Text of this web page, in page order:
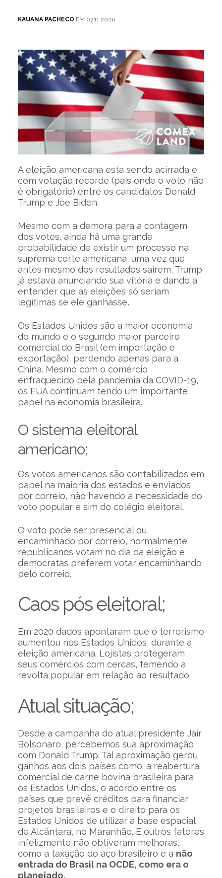
KAUANA PACHECO EM 07.11.2020
A eleição americana esta sendo acirrada e
com votação recorde (país onde o voto não
é obrigatório) entre os candidatos Donald
Trump e Joe Biden.
Mesmo com a demora para a contagem
dos votos, ainda há uma grande
probabilidade de existir um processo na
suprema corte americana, uma vez que
antes mesmo dos resultados saírem, Trump
já estava anunciando sua vitória e dando a
entender que as eleições só seriam
legítimas se ele ganhasse.
Os Estados Unidos são a maior economia
do mundo e o segundo maior parceiro
comercial do Brasil (em importação e
exportação), perdendo apenas para a
China. Mesmo com o comércio
enfraquecido pela pandemia da COVID-19,
os EUA continuam tendo um importante
papel na economia brasileira.
O sistema eleitoral
americano;
Os votos americanos são contabilizados em
papel na maioria dos estados e enviados
por correio, não havendo a necessidade do
voto popular e sim do colégio eleitoral.
O voto pode ser presencial ou
encaminhado por correio, normalmente
republicanos votam no dia da eleição e
democratas preferem votar encaminhando
pelo correio.
Caos pós eleitoral;
Em 2020 dados apontaram que o terrorismo
aumentou nos Estados Unidos, durante a
eleição americana. Lojistas protegeram
seus comércios com cercas, temendo a
revolta popular em relação ao resultado.
Atual situação;
Desde a campanha do atual presidente Jair
Bolsonaro, percebemos sua aproximação
com Donald Trump. Tal aproximação gerou
ganhos aos dois países como: a reabertura
comercial de carne bovina brasileira para
os Estados Unidos, o acordo entre os
países que prevê créditos para financiar
projetos brasileiros e o direito para os
Estados Unidos de utilizar a base espacial
de Alcântara, no Maranhão. E outros fatores
infelizmente não obtiveram melhoras,
como a taxação do aço brasileiro e a não
entrada do Brasil na OCDE, como era o
planejado.